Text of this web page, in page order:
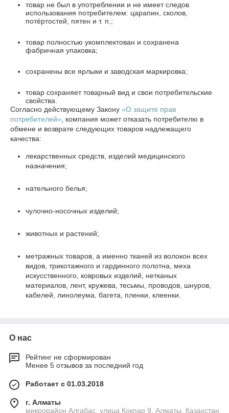
товар не был в употреблении и не имеет следов
использования потребителем: царапин, сколов,
потёртостей, пятен и т. п.;
товар полностью укомплектован и сохранена
фабричная упаковка;
сохранены все ярлыки и заводская маркировка;
товар сохраняет товарный вид и свои потребительские
свойства.
Согласно действующему Закону «О защите прав
потребителей» , компания может отказать потребителю в
обмене и возврате следующих товаров надлежащего
качества:
лекарственных средств, изделий медицинского
назначения;
нательного белья;
чулочно-носочных изделий;
животных и растений;
метражных товаров, а именно тканей из волокон всех
видов, трикотажного и гардинного полотна, меха
искусственного, ковровых изделий, нетканых
материалов, лент, кружева, тесьмы, проводов, шнуров,
кабелей, линолеума, багета, пленки, клеенки.
О нас
Рейтинг не сформирован
Менее 5 отзывов за последний год
Работает с 01.03.2018
г. Алматы
микрорайон Алгабас, улица Кокпар 9, Алматы, Казахстан